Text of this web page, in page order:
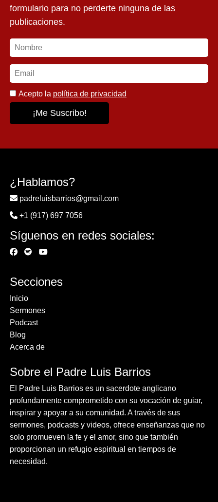
formulario para no perderte ninguna de las
publicaciones.
Acepto la política de privacidad
¿Hablamos?
padreluisbarrios@gmail.com
+1 (917) 697 7056
Síguenos en redes sociales:
Secciones
Inicio
Sermones
Podcast
Blog
Acerca de
Sobre el Padre Luis Barrios
El Padre Luis Barrios es un sacerdote anglicano
profundamente comprometido con su vocación de guiar,
inspirar y apoyar a su comunidad. A través de sus
sermones, podcasts y videos, ofrece enseñanzas que no
solo promueven la fe y el amor, sino que también
proporcionan un refugio espiritual en tiempos de
necesidad.